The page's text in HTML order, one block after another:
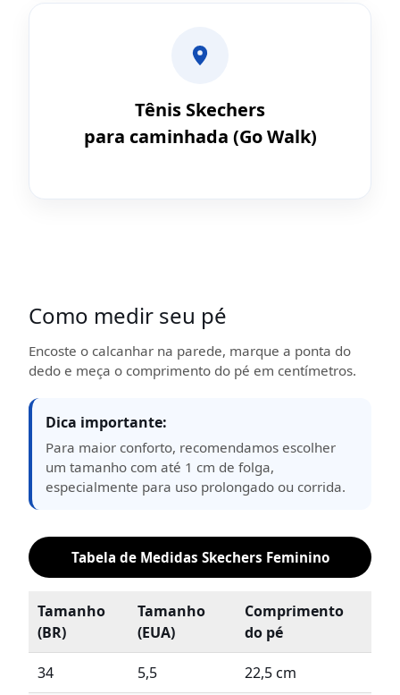
Tênis Skechers
para caminhada (Go Walk)
Como medir seu pé
Encoste o calcanhar na parede, marque a ponta do
dedo e meça o comprimento do pé em centímetros.
Dica importante:
Para maior conforto, recomendamos escolher
um tamanho com até 1 cm de folga,
especialmente para uso prolongado ou corrida.
Tabela de Medidas Skechers Feminino
Tamanho
(BR)
Tamanho
(EUA)
Comprimento
do pé
34 5,5 22,5 cm